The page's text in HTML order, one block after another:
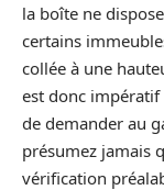
la boîte ne
certains
collée à une
est donc
de demander au
présumez jamais
vérification